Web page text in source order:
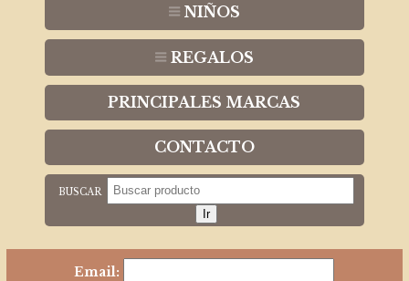
NIÑOS
REGALOS
PRINCIPALES MARCAS
CONTACTO
BUSCAR
Email: